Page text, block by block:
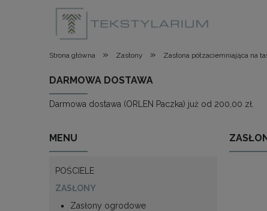
Strona główna » Zasłony » Zasłona półzaciemniająca na
DARMOWA DOSTAWA
Darmowa dostawa (ORLEN Paczka) już od 200,00 zł.
MENU
POŚCIELE
ZASŁONY
Zasłony ogrodowe